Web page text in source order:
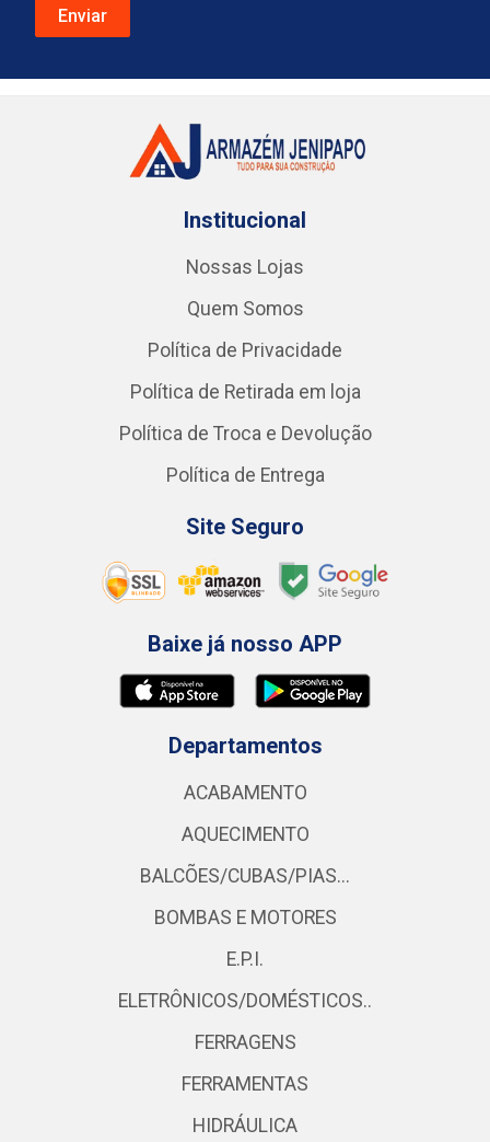
Institucional
Nossas Lojas
Quem Somos
Política de Privacidade
Política de Retirada em loja
Política de Troca e Devolução
Política de Entrega
Site Seguro
Baixe já nosso APP
Departamentos
ACABAMENTO
AQUECIMENTO
BALCÕES/CUBAS/PIAS...
BOMBAS E MOTORES
E.P.I.
ELETRÔNICOS/DOMÉSTICOS..
FERRAGENS
FERRAMENTAS
HIDRÁULICA